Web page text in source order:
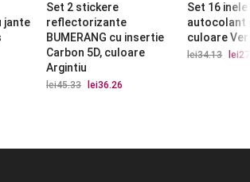
jante
Set 2 stickere
reflectorizante
BUMERANG cu insertie
Carbon 5D, culoare
Argintiu
lei45.33
Prețul
lei36.26
Set 16
autocolant
culoare
lei34.13 lei